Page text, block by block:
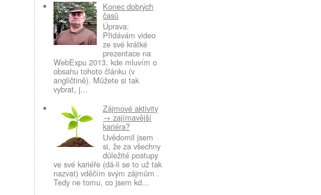
Konec dobrých
časů
Úprava:
Přidávám video
ze své krátké
prezentace na
WebExpu 2013, kde mluvím o
obsahu tohoto článku (v
angličtině). Můžete si tak
vybrat, j...
Zájmové aktivity
→ zajímavější
kariéra?
Uvědomil jsem
si, že za všechny
důležité postupy
ve své kariéře (dá-li se to už tak
nazvat) vděčím svým zájmům .
Tedy ne tomu, co jsem kd...